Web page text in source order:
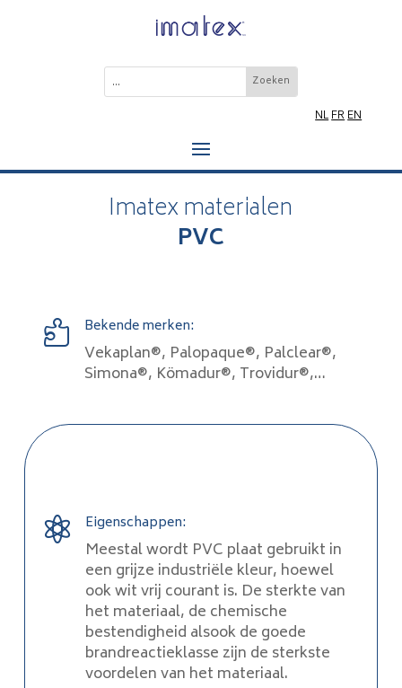
NLFREN
Imatex materialen
PVC
 Bekende merken:
Vekaplan®, Palopaque®, Palclear®,
Simona®, Kömadur®, Trovidur®,…
 Eigenschappen:
Meestal wordt PVC plaat gebruikt in
een grijze industriële kleur, hoewel
ook wit vrij courant is. De sterkte van
het materiaal, de chemische
bestendigheid alsook de goede
brandreactieklasse zijn de sterkste
voordelen van het materiaal.